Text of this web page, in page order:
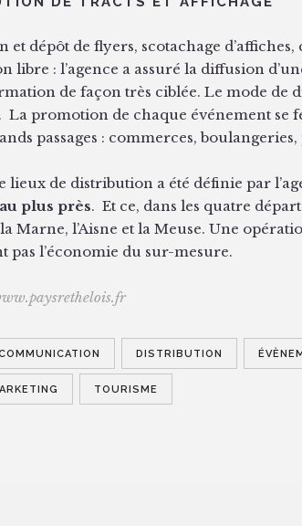
et dépôt de flyers, scotachage
libre : l’agence a assuré la diffusion
de façon très ciblée. Le mode de
La promotion de chaque événement se
passages : commerces,
lieux de distribution a été définie par
plus près. Et ce, dans les quatre
Marne, l’Aisne et la Meuse. Une
pas l’économie du sur-mesure.
DISTRIBUTION
TOURISME